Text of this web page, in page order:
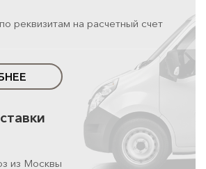
реквизитам на расчетный счет
из Москвы